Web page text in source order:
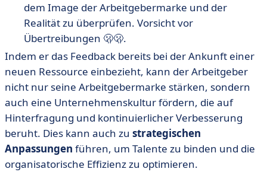
dem Image der Arbeitgebermarke und der
Realität zu überprüfen. Vorsicht vor
Übertreibungen 🫢🫢.
Indem er das Feedback bereits bei der Ankunft einer
neuen Ressource einbezieht, kann der Arbeitgeber
nicht nur seine Arbeitgebermarke stärken, sondern
auch eine Unternehmenskultur fördern, die auf
Hinterfragung und kontinuierlicher Verbesserung
beruht. Dies kann auch zu strategischen
Anpassungen führen, um Talente zu binden und die
organisatorische Effizienz zu optimieren.